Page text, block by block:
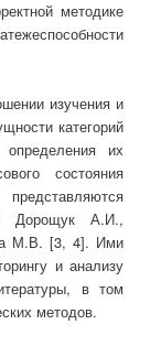
методике
изучения и
категорий
определения их
состояния
Дорощук А.И.,
М.В. [3, 4]. Ими
и анализу
в том
методов.